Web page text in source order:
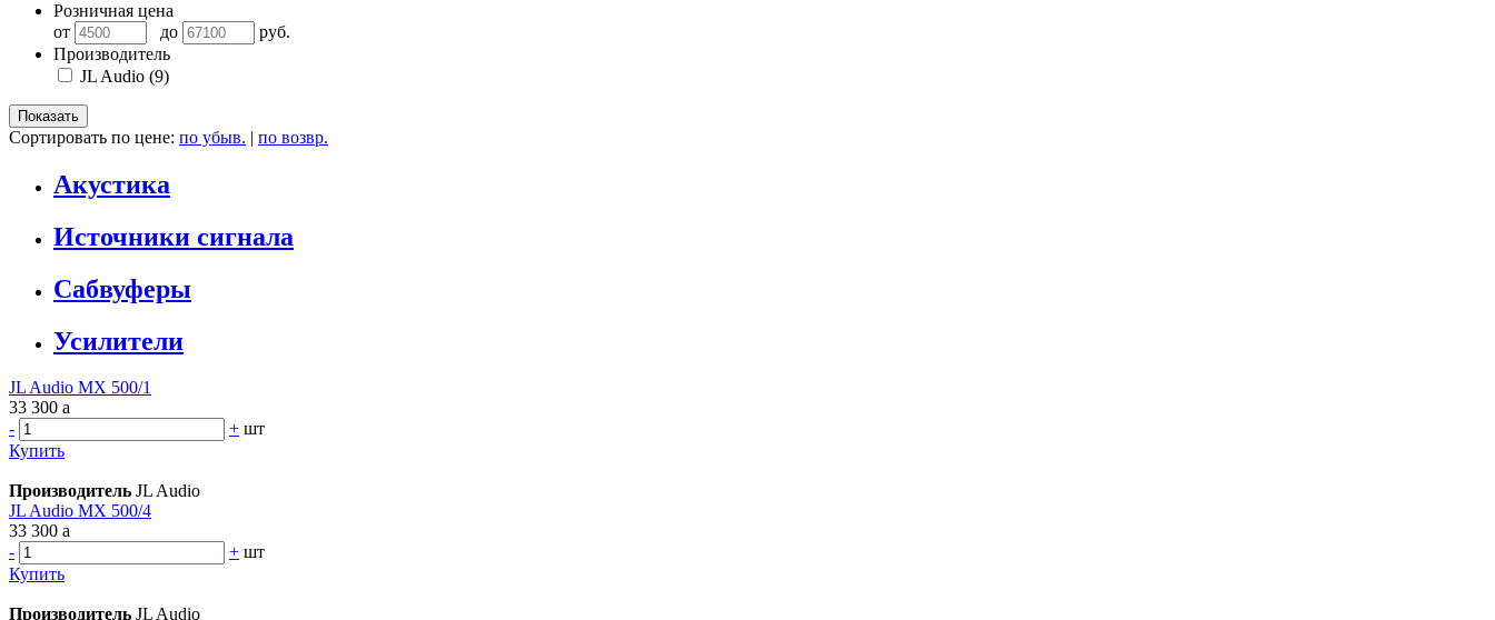
Розничная цена
от
до
руб.
Производитель
JL Audio (9)
Сортировать по цене: по убыв. | по возвр.
Акустика
Источники сигнала
Сабвуферы
Усилители
JL Audio MX 500/1
33 300 a
-
+ шт
Купить
Производитель JL Audio
JL Audio MX 500/4
33 300 a
-
+ шт
Купить
Производитель JL Audio